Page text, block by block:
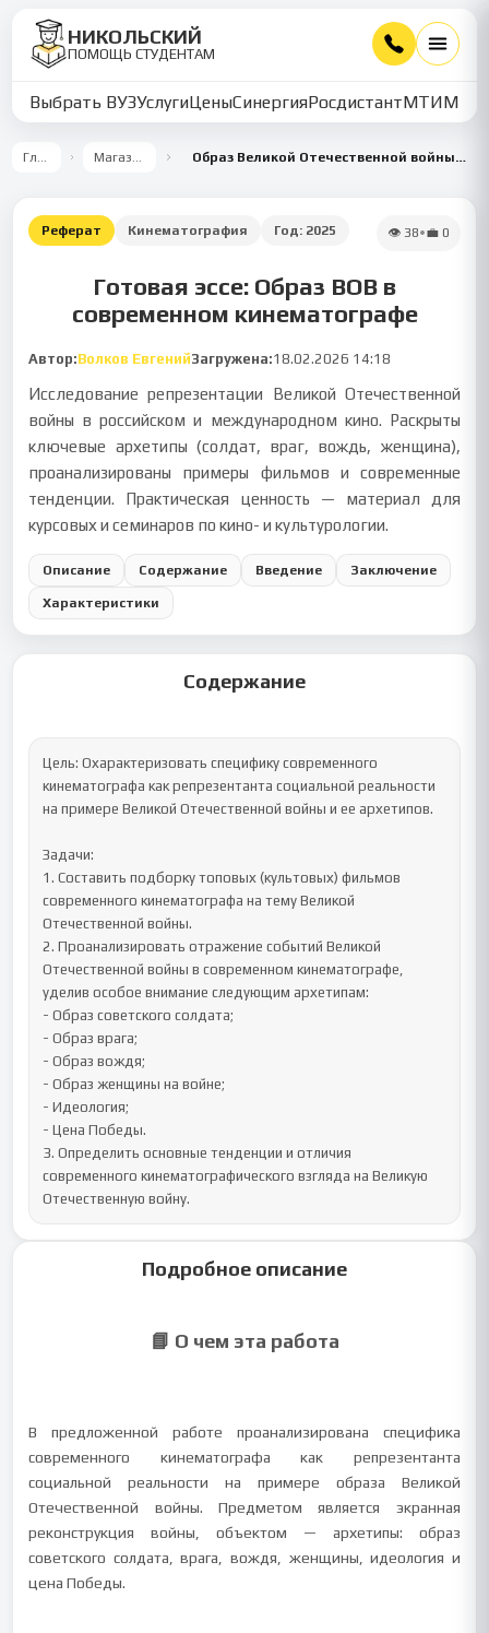
НИКОЛЬСКИЙ
ПОМОЩЬ СТУДЕНТАМ
Выбрать ВУЗУслугиЦеныСинергияРосдистантМТИММУ
Главная Магазин работ Образ Великой Отечественной войны в современном кинематографе
Реферат Кинематография Год: 2025 👁 38•💼 0
Готовая эссе: Образ ВОВ в
современном кинематографе
Автор:Волков ЕвгенийЗагружена:18.02.2026 14:18
Исследование репрезентации Великой Отечественной
войны в российском и международном кино. Раскрыты
ключевые архетипы (солдат, враг, вождь, женщина),
проанализированы примеры фильмов и современные
тенденции. Практическая ценность — материал для
курсовых и семинаров по кино- и культурологии.
Описание Содержание Введение Заключение
Характеристики
Содержание
Цель: Охарактеризовать специфику современного
кинематографа как репрезентанта социальной реальности
на примере Великой Отечественной войны и ее архетипов.
Задачи:
1. Составить подборку топовых (культовых) фильмов
современного кинематографа на тему Великой
Отечественной войны.
2. Проанализировать отражение событий Великой
Отечественной войны в современном кинематографе,
уделив особое внимание следующим архетипам:
- Образ советского солдата;
- Образ врага;
- Образ вождя;
- Образ женщины на войне;
- Идеология;
- Цена Победы.
3. Определить основные тенденции и отличия
современного кинематографического взгляда на Великую
Отечественную войну.
Подробное описание
📘 О чем эта работа
В предложенной работе проанализирована специфика
современного кинематографа как репрезентанта
социальной реальности на примере образа Великой
Отечественной войны. Предметом является экранная
реконструкция войны, объектом — архетипы: образ
советского солдата, врага, вождя, женщины, идеология и
цена Победы.